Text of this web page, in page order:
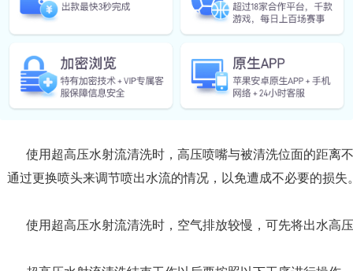
超高压水射流清洗可以快速的清洗管道、化工和煤炭行业
超高压水射流清洗机的使用流程
在使用超高压水射流清洗时首先就是需要注意安全操作问
及设备传动部件，不得用水淋浇轴瓦降温。
使用超高压水射流清洗时，高压喷嘴与被清洗位面的距离
通过更换喷头来调节喷出水流的情况，以免遭成不必要的损失
使用超高压水射流清洗时，空气排放较慢，可先将出水高